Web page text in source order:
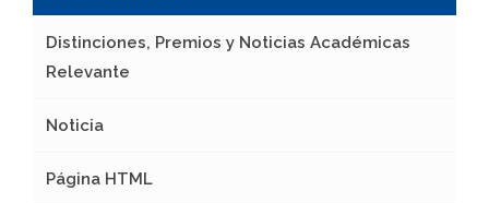
Distinciones, Premios y Noticias Académicas
Relevante
Noticia
Página HTML